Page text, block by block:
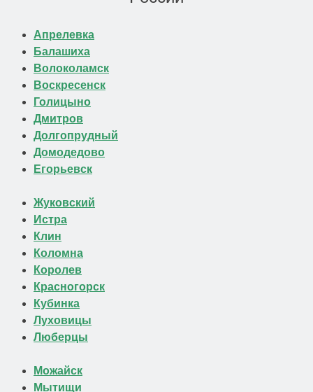
Апрелевка
Балашиха
Волоколамск
Воскресенск
Голицыно
Дмитров
Долгопрудный
Домодедово
Егорьевск
Жуковский
Истра
Клин
Коломна
Королев
Красногорск
Кубинка
Луховицы
Люберцы
Можайск
Мытищи